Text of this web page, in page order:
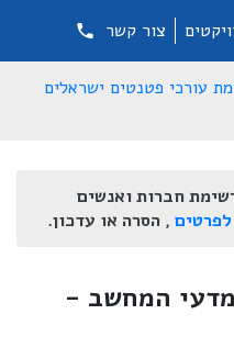
צור קשר
עורכי פטנטים ישראלים
חברות ואנשים
, הסרה או עדכון.
המחשב -